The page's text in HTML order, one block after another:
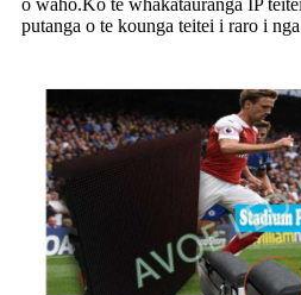
putanga o te kounga teitei i raro i